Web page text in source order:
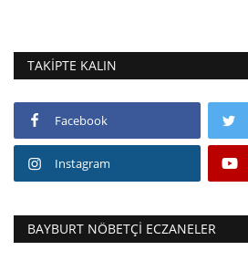
TAKIPTE KALIN
Facebook
Instagram
BAYBURT NÖBETÇI ECZANELER